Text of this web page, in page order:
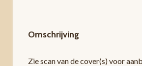
Omschrijving
Zie scan van de cover(s) voor